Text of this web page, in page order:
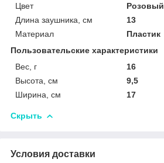
Цвет
Розовый
Длина заушника, см
13
Материал
Пластик
Пользовательские характеристики
Вес, г
16
Высота, см
9,5
Ширина, см
17
Скрыть
Условия доставки